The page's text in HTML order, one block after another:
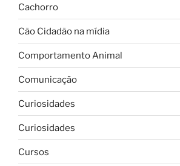
Cachorro
Cão Cidadão na mídia
Comportamento Animal
Comunicação
Curiosidades
Curiosidades
Cursos